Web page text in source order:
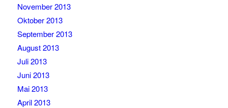
November 2013
Oktober 2013
September 2013
August 2013
Juli 2013
Juni 2013
Mai 2013
April 2013